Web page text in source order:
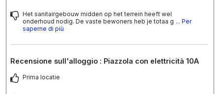
Het sanitairgebouw midden op het terrein heeft wel
onderhoud nodig. De vaste bewoners heb je totaa g ... Per
saperne di più
Recensione sull'alloggio : Piazzola con elettricità 10A
Prima locatie